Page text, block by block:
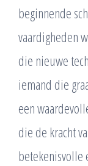
beginnende
vaardigheden
die nieuwe
iemand die
een
die de kracht
betekenisvolle